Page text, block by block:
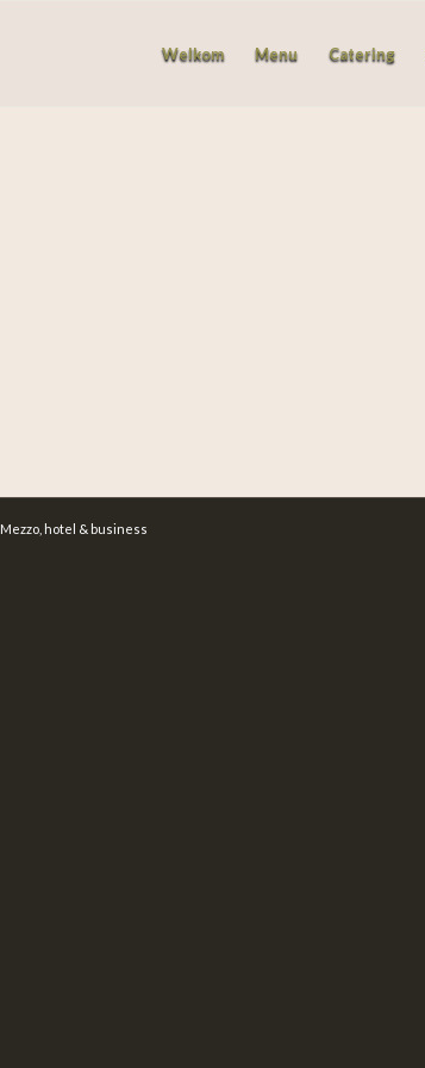
Welkom Menu Catering
Mezzo, hotel & business